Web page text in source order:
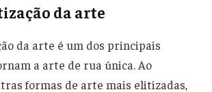
da arte
da arte é um dos principais
a arte de rua única. Ao
formas de arte mais elitizadas,